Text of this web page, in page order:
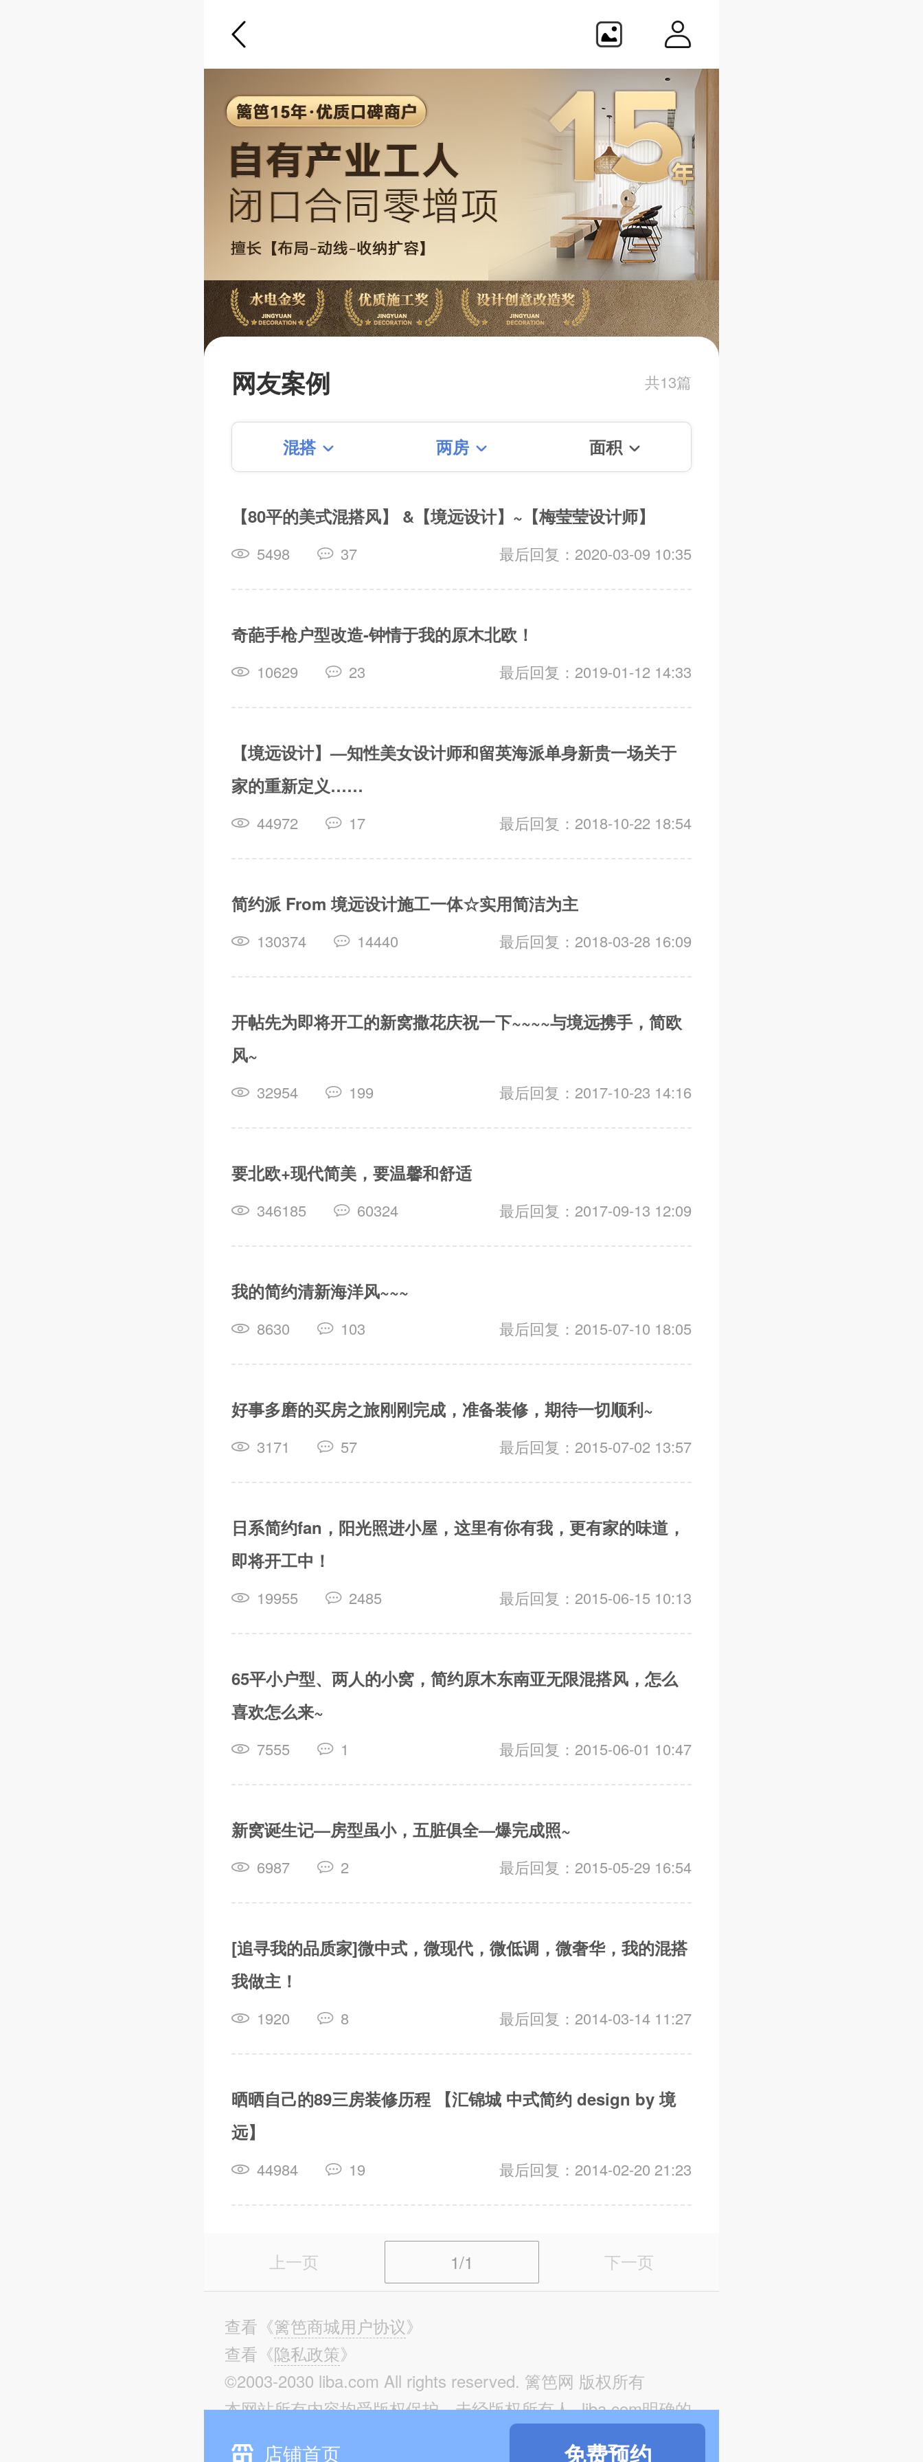
【闭口0增项】【产业化工人】【隐
比拼金奖】【创意改造奖】【赠季建
平+第三方全程监理双重保障】【私
人订制设计】
网友案例 共13篇
混搭 两房 面积
【80平的美式混搭风】 &【境远设计】~【梅莹莹设计师】
5498 37 最后回复：2020-03-09 10:35
奇葩手枪户型改造-钟情于我的原木北欧！
10629 23 最后回复：2019-01-12 14:33
【境远设计】—知性美女设计师和留英海派单身新贵一场关于
家的重新定义……
44972 17 最后回复：2018-10-22 18:54
简约派 From 境远设计施工一体☆实用简洁为主
130374 14440 最后回复：2018-03-28 16:09
开帖先为即将开工的新窝撒花庆祝一下~~~~与境远携手，简欧
风~
32954 199 最后回复：2017-10-23 14:16
要北欧+现代简美，要温馨和舒适
346185 60324 最后回复：2017-09-13 12:09
我的简约清新海洋风~~~
8630 103 最后回复：2015-07-10 18:05
好事多磨的买房之旅刚刚完成，准备装修，期待一切顺利~
3171 57 最后回复：2015-07-02 13:57
日系简约fan，阳光照进小屋，这里有你有我，更有家的味道，
即将开工中！
19955 2485 最后回复：2015-06-15 10:13
65平小户型、两人的小窝，简约原木东南亚无限混搭风，怎么
喜欢怎么来~
7555 1 最后回复：2015-06-01 10:47
新窝诞生记—房型虽小，五脏俱全—爆完成照~
6987 2 最后回复：2015-05-29 16:54
[追寻我的品质家]微中式，微现代，微低调，微奢华，我的混搭
我做主！
1920 8 最后回复：2014-03-14 11:27
晒晒自己的89三房装修历程 【汇锦城 中式简约 design by 境
远】
44984 19 最后回复：2014-02-20 21:23
上一页 1/1 下一页
店铺首页 免费预约
查看 《篱笆商城用户协议》
查看 《隐私政策》
©2003-2030 liba.com All rights reserved. 篱笆网 版权所有
本网站所有内容均受版权保护。未经版权所有人--liba.com明确的
书面许可，任何机构和个人不得以任何方式翻印、转载或用于商